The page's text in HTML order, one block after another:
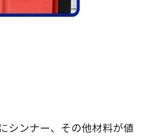
シンナー、その他材料が値